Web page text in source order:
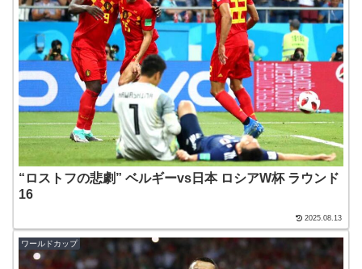
“ロストフの悲劇” ベルギーvs日本 ロシアW杯 ラウンド
16
2025.08.13
ワールドカップ